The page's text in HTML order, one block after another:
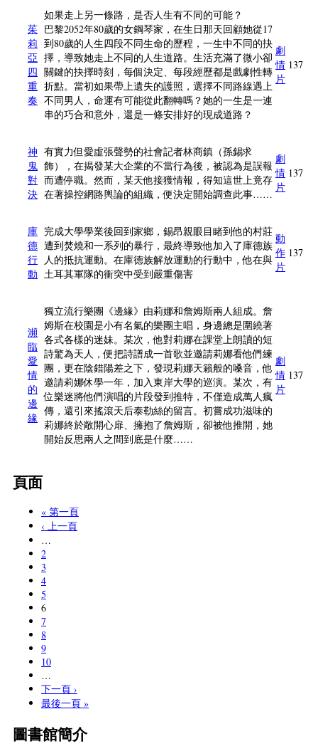
茱
莉
亞
四
重
奏
如果走上另一條路，是否人生有不同的可能？
巴黎2052年80歲的女鋼琴家，在生日那天回顧她從17
到80歲的人生四段不同生命的歷程，一生中不同的抉
擇，導致她走上不同的人生道路。生活充滿了微小卻
關鍵的抉擇時刻，每個決定、每段經歷都是戲劇性轉
折點。當初如果帶上遺失的護照，選擇不同路線遇上
不同男人，命運有可能從此翻轉嗎？她的一生是一連
串的巧合和意外，還是一條安排好的現成道路？
劇
情
片
137
神
鬼
對
決
有實力但愛虛張聲勢的社會記者林商鎮（孫錫求
飾），在揭發某大企業的不當行為後，被認為是誤報
而遭停職。然而，某天他接獲情報，得知這世上竟存
在著操控網路輿論的組織，便決定開始調查此事……
劇
情
片
137
庫
德
行
動
完成大學學業後回到家鄉，錫昂親眼目睹到他的村莊
遭到焚燒和一系列的暴行，最終導致他加入了庫德族
人的抵抗運動。在庫德族解放運動的行動中，他在與
土耳其軍隊的衝突中受到嚴重傷害
動
作
片
137
瀕
臨
愛
情
的
邊
緣
獨立流行樂團《邊緣》由莉娜和詹姆斯兩人組成。詹
姆斯在校園是小有名氣的樂團主唱，身邊總是圍繞著
各式各樣的迷妹。某次，他對莉娜在課堂上朗讀的短
詩驚為天人，便把詩譜成一首歌並邀請莉娜看他們練
團，更在陰錯陽差之下，發現莉娜天籟般的嗓音，他
邀請莉娜休學一年，加入東岸大學的巡演。某次，有
位樂迷將他們演唱的片段發到推特，不僅造成萬人瘋
傳，還引來搖滾天后泰勒絲的留言。初嘗成功滋味的
莉娜終於敞開心扉、擁抱了詹姆斯，卻被他推開，她
開始反思兩人之間到底是什麼……
劇
情
片
137
頁面
« 第一頁
‹ 上一頁
…
2
3
4
5
6
7
8
9
10
…
下一頁 ›
最後一頁 »
圖書館簡介